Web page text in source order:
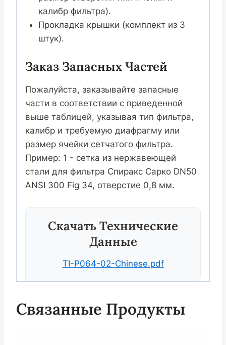
калибр фильтра).
Прокладка крышки (комплект из 3
штук).
Заказ Запасных Частей
Пожалуйста, заказывайте запасные
части в соответствии с приведенной
выше таблицей, указывая тип фильтра,
калибр и требуемую диафрагму или
размер ячейки сетчатого фильтра.
Пример: 1 - сетка из нержавеющей
стали для фильтра Спиракс Сарко DN50
ANSI 300 Fig 34, отверстие 0,8 мм.
Скачать Технические
Данные
TI-P064-02-Chinese.pdf
Связанные Продукты